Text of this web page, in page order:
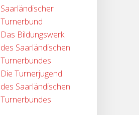
Saarländischer
Turnerbund
Das Bildungswerk
des Saarländischen
Turnerbundes
Die Turnerjugend
des Saarländischen
Turnerbundes